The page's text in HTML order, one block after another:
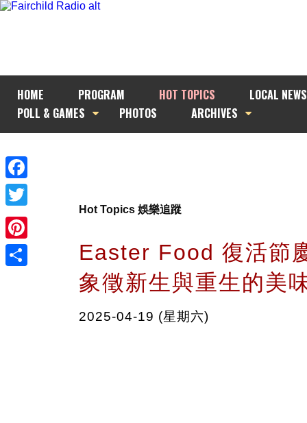
HOME PROGRAM HOT TOPICS
LOCAL NEWS
POLL & GAMES
PHOTOS ARCHIVES
Facebook
Twitter
Pinterest
Hot Topics 娛樂追蹤
Easter Food 復活節
象徵新生與重生的美
2025-04-19 (星期六)